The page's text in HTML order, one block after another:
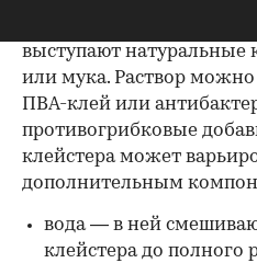
выступают натуральные
или мука. Раствор можно
ПВА-клей или
противогрибковые
клейстера может
дополнительным
вода — в ней
клейстера до полного